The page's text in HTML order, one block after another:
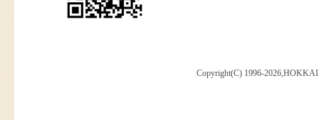
Copyright(C) 1996-